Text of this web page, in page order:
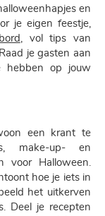
en
je eigen feestje,
, vol tips van
je gasten aan
hebben op jouw
een krant te
make-up- en
voor Halloween.
hoe je iets in
het uitkerven
Deel je recepten